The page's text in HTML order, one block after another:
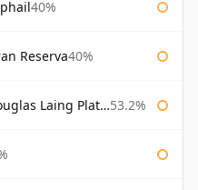
40%
Reserva40%
Platinum Selection 53.2%